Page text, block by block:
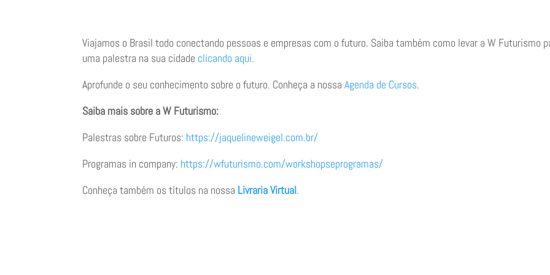
Viajamos o Brasil todo conectando pessoas e empresas com o futuro. Saiba também como levar a W Futurismo
uma palestra na sua cidade clicando aqui.
Aprofunde o seu conhecimento sobre o futuro. Conheça a nossaAgenda de Cursos.
Saiba mais sobre a W Futurismo:
Palestras sobre Futuros: https://jaquelineweigel.com.br/
Programas in company: https://wfuturismo.com/workshopseprogramas/
Conheça também os títulos na nossa Livraria Virtual.